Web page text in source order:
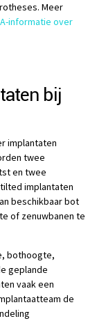
Meer
informatie over
bij
implantaten
twee
en twee
implantaten
beschikbaar bot
of zenuwbanen te
bothoogte,
geplande
vaak een
de